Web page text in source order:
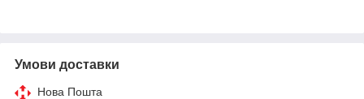
Умови доставки
Нова Пошта